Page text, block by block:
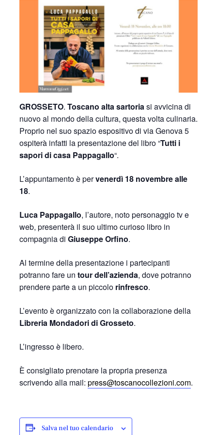
GROSSETO. Toscano alta sartoriasi avvicina di
nuovo al mondo della cultura, questa volta culinaria.
Proprio nel suo spazio espositivo di via Genova 5
ospiterà infatti la presentazione del libro “Tutti i
sapori di casa Pappagallo“.
L’appuntamento è pervenerdì 18 novembre alle
18.
Luca Pappagallo, l’autore, noto personaggio tv e
web, presenterà il suo ultimo curioso libro in
compagnia di Giuseppe Orfino.
Al termine della presentazione i partecipanti
potranno fare un tour dell’azienda, dove potranno
prendere parte a un piccolo rinfresco.
L’evento è organizzato con la collaborazione della
Libreria Mondadori di Grosseto.
L’ingresso è libero.
È consigliato prenotare la propria presenza
scrivendo alla mail: press@toscanocollezioni.com.
Salva nel tuo calendario